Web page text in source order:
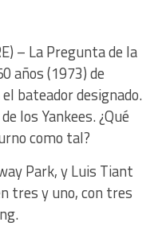
– La Pregunta de la
años (1973) de
bateador designado.
los Yankees. ¿Qué
como tal?
Park, y Luis Tiant
tres y uno, con tres